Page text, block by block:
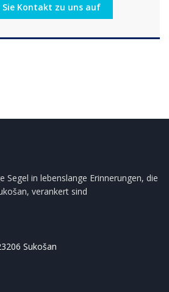
Sie Kontakt zu uns auf
Segel in lebenslange Erinnerungen, die
verankert sind
Sukošan